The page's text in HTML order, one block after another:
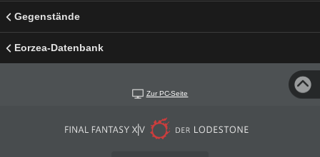
Gegenstände
Eorzea-Datenbank
Zur PC-Seite